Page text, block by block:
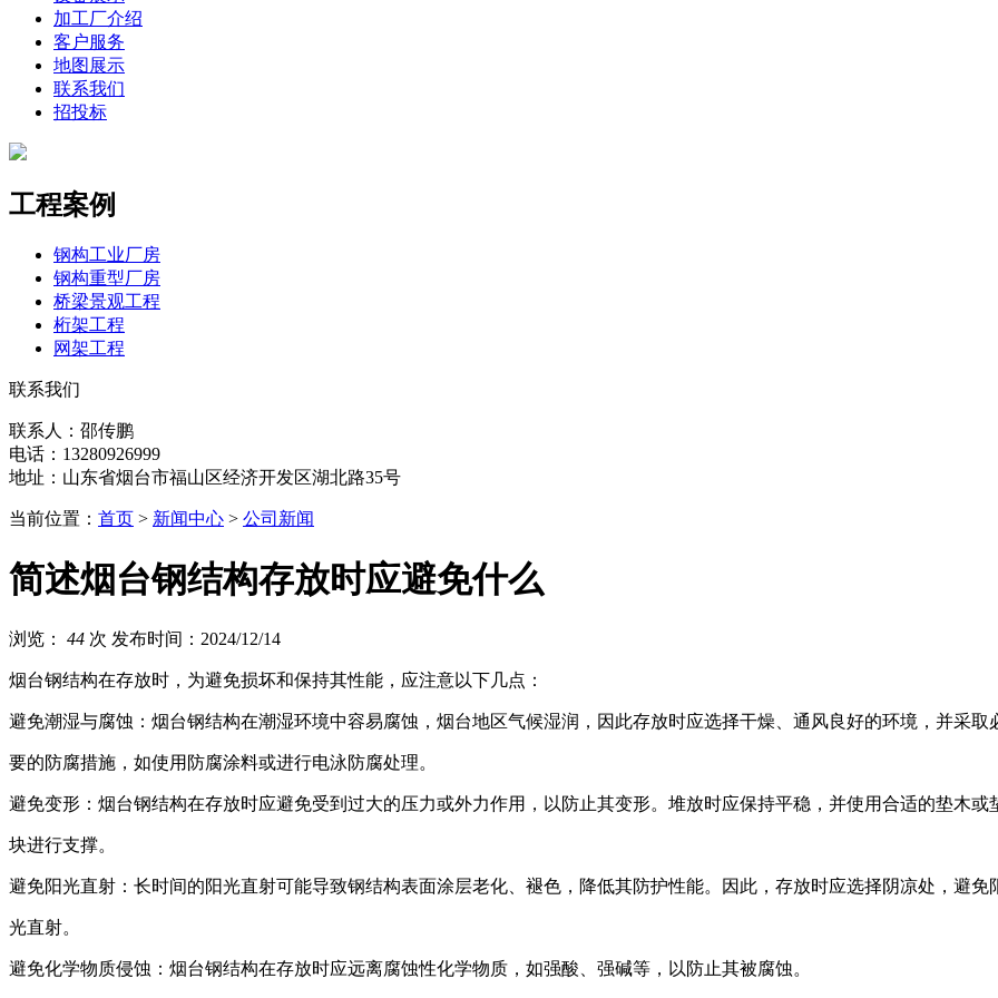
加工厂介绍
客户服务
地图展示
联系我们
招投标
工程案例
钢构工业厂房
钢构重型厂房
桥梁景观工程
桁架工程
网架工程
联系我们
联系人：邵传鹏
电话：13280926999
地址：山东省烟台市福山区经济开发区湖北路35号
当前位置： 首页 > 新闻中心 > 公司新闻
简述烟台钢结构存放时应避免什么
浏览： 44 次 发布时间：2024/12/14
烟台钢结构在存放时，为避免损坏和保持其性能，应注意以下几点：
避免潮湿与腐蚀：烟台钢结构在潮湿环境中容易腐蚀，烟台地区气候湿润，因此存放时应选择干燥、通风良好的环境，并采取
要的防腐措施，如使用防腐涂料或进行电泳防腐处理。
避免变形：烟台钢结构在存放时应避免受到过大的压力或外力作用，以防止其变形。堆放时应保持平稳，并使用合适的垫木或
块进行支撑。
避免阳光直射：长时间的阳光直射可能导致钢结构表面涂层老化、褪色，降低其防护性能。因此，存放时应选择阴凉处，避免
光直射。
避免化学物质侵蚀：烟台钢结构在存放时应远离腐蚀性化学物质，如强酸、强碱等，以防止其被腐蚀。